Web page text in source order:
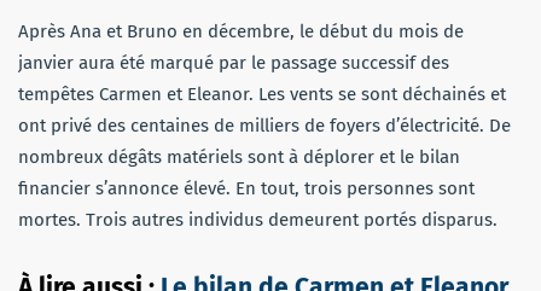
Après Ana et Bruno en décembre, le début du mois de
janvier aura été marqué par le passage successif des
tempêtes Carmen et Eleanor. Les vents se sont déchainés et
ont privé des centaines de milliers de foyers d’électricité. De
nombreux dégâts matériels sont à déplorer et le bilan
financier s’annonce élevé. En tout, trois personnes sont
mortes. Trois autres individus demeurent portés disparus.